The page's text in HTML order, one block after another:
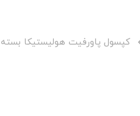
کپسول پاورفیت هولیستیکا بسته 32 عددی